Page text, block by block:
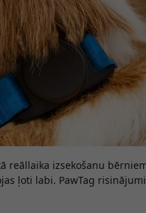
reāllaika izsekošanu
ļoti labi. PawTag